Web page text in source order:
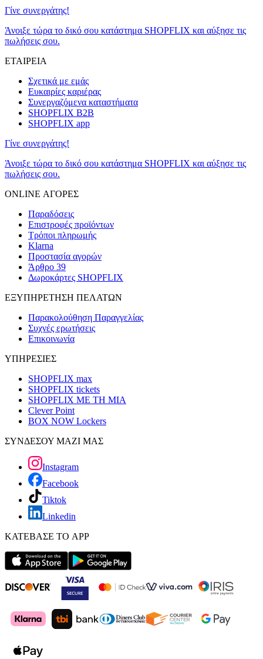
Γίνε συνεργάτης!
Άνοιξε τώρα το δικό σου κατάστημα SHOPFLIX και αύξησε τις
πωλήσεις σου.
ΕΤΑΙΡΕΙΑ
Σχετικά με εμάς
Ευκαιρίες καριέρας
Συνεργαζόμενα καταστήματα
SHOPFLIX B2B
SHOPFLIX app
Γίνε συνεργάτης!
Άνοιξε τώρα το δικό σου κατάστημα SHOPFLIX και αύξησε τις
πωλήσεις σου.
ONLINE ΑΓΟΡΕΣ
Παραδόσεις
Επιστροφές προϊόντων
Τρόποι πληρωμής
Klarna
Προστασία αγορών
Άρθρο 39
Δωροκάρτες SHOPFLIX
ΕΞΥΠΗΡΕΤΗΣΗ ΠΕΛΑΤΩΝ
Παρακολούθηση Παραγγελίας
Συχνές ερωτήσεις
Επικοινωνία
ΥΠΗΡΕΣΙΕΣ
SHOPFLIX max
SHOPFLIX tickets
SHOPFLIX ΜΕ ΤΗ ΜΙΑ
Clever Point
BOX NOW Lockers
ΣΥΝΔΕΣΟΥ ΜΑΖΙ ΜΑΣ
Instagram
Facebook
Tiktok
Linkedin
ΚΑΤΕΒΑΣΕ ΤΟ APP